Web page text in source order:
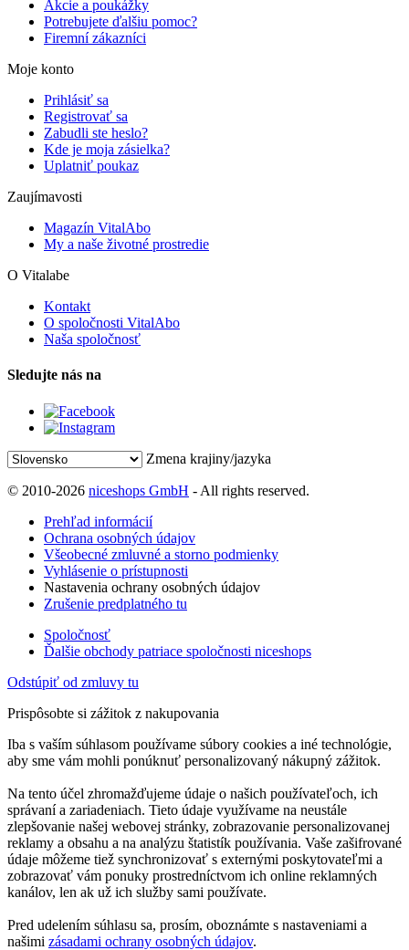
Akcie a poukážky
Potrebujete ďalšiu pomoc?
Firemní zákazníci
Moje konto
Prihlásiť sa
Registrovať sa
Zabudli ste heslo?
Kde je moja zásielka?
Uplatniť poukaz
Zaujímavosti
Magazín VitalAbo
My a naše životné prostredie
O Vitalabe
Kontakt
O spoločnosti VitalAbo
Naša spoločnosť
Sledujte nás na
Zmena krajiny/jazyka
© 2010-2026 niceshops GmbH - All rights reserved.
Prehľad informácií
Ochrana osobných údajov
Všeobecné zmluvné a storno podmienky
Vyhlásenie o prístupnosti
Nastavenia ochrany osobných údajov
Zrušenie predplatného tu
Spoločnosť
Ďalšie obchody patriace spoločnosti niceshops
Odstúpiť od zmluvy tu
Prispôsobte si zážitok z nakupovania
Iba s vaším súhlasom používame súbory cookies a iné technológie,
aby sme vám mohli ponúknuť personalizovaný nákupný zážitok.
Na tento účel zhromažďujeme údaje o našich používateľoch, ich
správaní a zariadeniach. Tieto údaje využívame na neustále
zlepšovanie našej webovej stránky, zobrazovanie personalizovanej
reklamy a obsahu a na analýzu štatistík používania. Vaše zašifrované
údaje môžeme tiež synchronizovať s externými poskytovateľmi a
zobrazovať vám ponuky prostredníctvom ich online reklamných
kanálov, len ak už ich služby sami používate.
Pred udelením súhlasu sa, prosím, oboznámte s nastaveniami a
našimi zásadami ochrany osobných údajov.